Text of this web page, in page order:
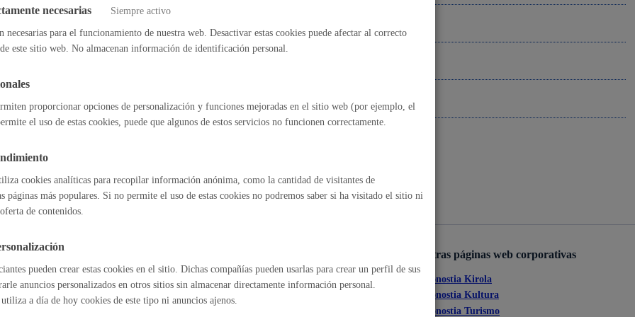
Euskera
Desarrollo económico y empleo
Igualdad, derechos humanos y convivencia
de Vehículos
índice
Ofertas de empleo
Otras páginas web corporativas
Donostia Kirola
Donostia Kultura
Donostia Turismo
necesarias Siempre activo
necesarias para el funcionamiento de nuestra web. Desactivar estas cookies puede afectar al correcto
este sitio web. No almacenan información de identificación personal.
proporcionar opciones de personalización y funciones mejoradas en el sitio web (por ejemplo, el
el uso de estas cookies, puede que algunos de estos servicios no funcionen correctamente.
cookies analíticas para recopilar información anónima, como la cantidad de visitantes de
páginas más populares. Si no permite el uso de estas cookies no podremos saber si ha visitado el sitio ni
de contenidos.
pueden crear estas cookies en el sitio. Dichas compañías pueden usarlas para crear un perfil de sus
anuncios personalizados en otros sitios sin almacenar directamente información personal.
a día de hoy cookies de este tipo ni anuncios ajenos.